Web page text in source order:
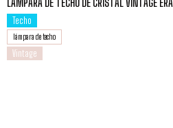
Techo
lámpara de techo
Vintage